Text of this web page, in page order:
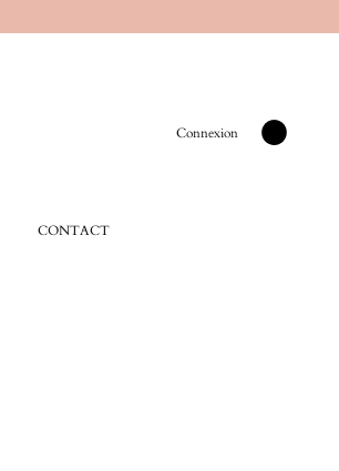
Connexion
CONTACT